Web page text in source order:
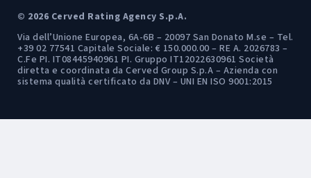
© 2026 Cerved Rating Agency S.p.A.
Via dell’Unione Europea, 6A-6B – 20097 San Donato M.se – Tel.
+39 02 77541 Capitale Sociale: € 150.000.00 – RE A. 2026783 –
C.Fe PI. IT08445940961 PI. Gruppo IT12022630961 Società
diretta e coordinata da Cerved Group S.p.A – Azienda con
sistema qualità certificato da DNV – UNI EN ISO 9001:2015